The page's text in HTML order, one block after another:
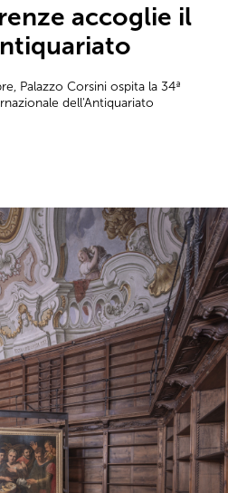
accoglie il
Palazzo Corsini ospita la 34ª
dell'Antiquariato